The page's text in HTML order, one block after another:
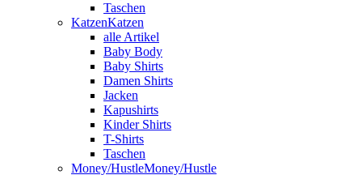
Taschen
KatzenKatzen
alle Artikel
Baby Body
Baby Shirts
Damen Shirts
Jacken
Kapushirts
Kinder Shirts
T-Shirts
Taschen
Money/HustleMoney/Hustle